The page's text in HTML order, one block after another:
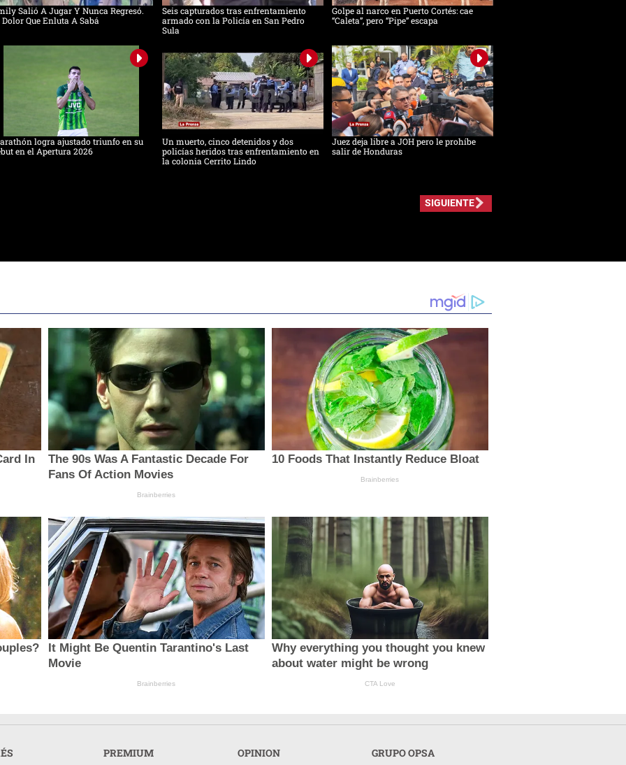
Salió A Jugar Y Nunca Regresó.
Que Enluta A Sabá
Seis capturados tras enfrentamiento
armado con la Policía en San Pedro
Sula
Golpe al narco en Puerto Cortés: cae
“Caleta”, pero “Pipe” escapa
logra ajustado triunfo en su
en el Apertura 2026
Un muerto, cinco detenidos y dos
policías heridos tras enfrentamiento en
la colonia Cerrito Lindo
Juez deja libre a JOH pero le prohíbe
salir de Honduras
SIGUIENTE
In
The 90s Was A Fantastic Decade For
Fans Of Action Movies
Brainberries
10 Foods That Instantly Reduce Bloat
Brainberries
It Might Be Quentin Tarantino's Last
Movie
Brainberries
Why everything you thought you knew
about water might be wrong
CTA Love
PREMIUM OPINION GRUPO OPSA